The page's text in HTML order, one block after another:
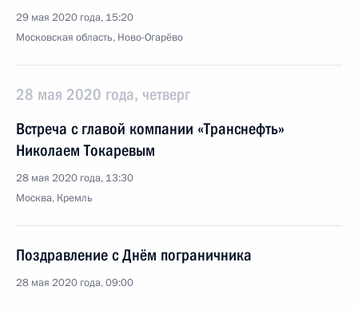
29 мая 2020 года, 15:20
Московская область, Ново-Огарёво
28 мая 2020 года, четверг
Встреча с главой компании «Транснефть»
Николаем Токаревым
28 мая 2020 года, 13:30
Москва, Кремль
Поздравление с Днём пограничника
28 мая 2020 года, 09:00